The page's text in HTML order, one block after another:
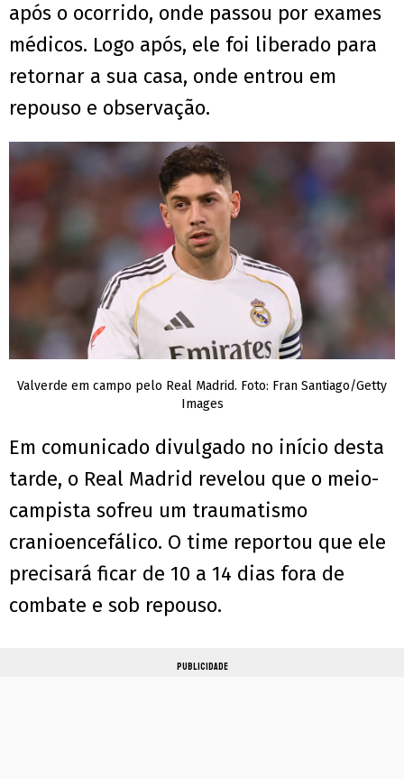
após o ocorrido, onde passou por exames
médicos. Logo após, ele foi liberado para
retornar a sua casa, onde entrou em
repouso e observação.
Valverde em campo pelo Real Madrid. Foto: Fran Santiago/Getty
Images
Em comunicado divulgado no início desta
tarde, o Real Madrid revelou que o meio-
campista sofreu um traumatismo
cranioencefálico. O time reportou que ele
precisará ficar de 10 a 14 dias fora de
combate e sob repouso.
PUBLICIDADE